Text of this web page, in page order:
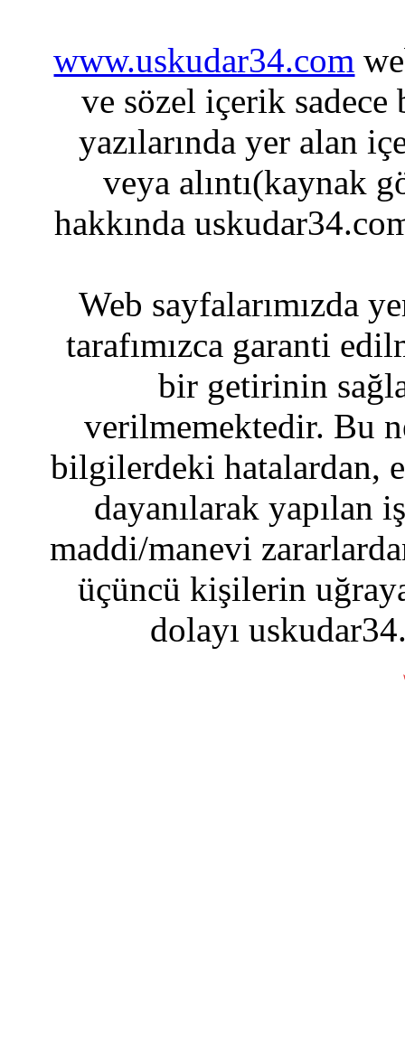
www.uskudar34.com
ve sözel içerik sadece
yazılarında yer alan
veya alıntı(kaynak
hakkında
Web sayfalarımızda
tarafımızca garanti
bir getirinin
verilmemektedir. Bu
bilgilerdeki hatalardan,
dayanılarak yapılan
maddi/manevi
üçüncü kişilerin
dolayı